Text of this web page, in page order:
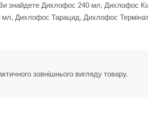
Ви знайдете Дихлофос 240 мл, Дихлофос
Дихлофос Тарацид, Дихлофос
зовнішнього вигляду товару.